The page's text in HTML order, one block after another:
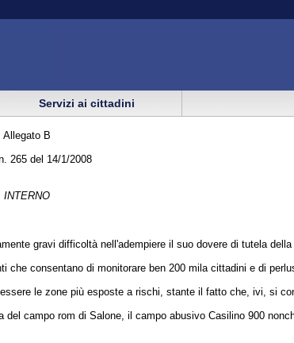
Servizi ai cittadini
Allegato B
265 del 14/1/2008
INTERNO
gravi difficoltà nell'adempiere il suo dovere di tutela
consentano di monitorare ben 200 mila cittadini e di
le zone più esposte a rischi, stante il fatto che, ivi, si
campo rom di Salone, il campo abusivo Casilino 900